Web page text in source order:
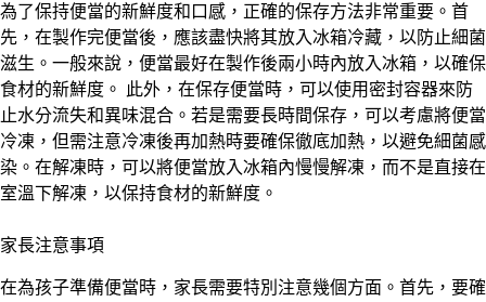
為了保持便當的新鮮度和口感，正確的保存方法非常重要。首
先，在製作完便當後，應該盡快將其放入冰箱冷藏，以防止細菌
滋生。一般來說，便當最好在製作後兩小時內放入冰箱，以確保
食材的新鮮度。 此外，在保存便當時，可以使用密封容器來防
止水分流失和異味混合。若是需要長時間保存，可以考慮將便當
冷凍，但需注意冷凍後再加熱時要確保徹底加熱，以避免細菌感
染。在解凍時，可以將便當放入冰箱內慢慢解凍，而不是直接在
室溫下解凍，以保持食材的新鮮度。
家長注意事項
在為孩子準備便當時，家長需要特別注意幾個方面。首先，要確